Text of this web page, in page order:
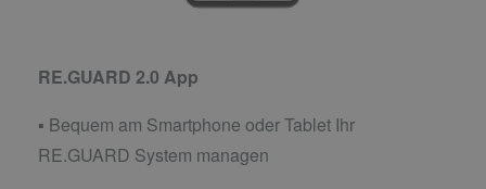
RE.GUARD 2.0 App
▪ Bequem am Smartphone oder Tablet Ihr
RE.GUARD System managen